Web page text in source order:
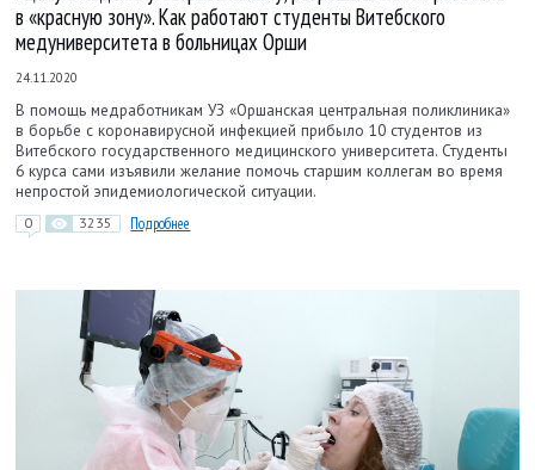
в «красную зону». Как работают студенты Витебского
медуниверситета в больницах Орши
24.11.2020
В помощь медработникам УЗ «Оршанская центральная поликлиника»
в борьбе с коронавирусной инфекцией прибыло 10 студентов из
Витебского государственного медицинского университета. Студенты
6 курса сами изъявили желание помочь старшим коллегам во время
непростой эпидемиологической ситуации.
0 3235 Подробнее